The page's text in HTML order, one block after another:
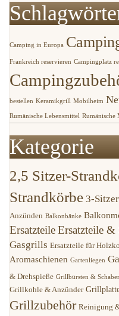
Camping in Europa
Frankreich reservieren Campingplatz
bestellen Keramikgrill Mobilheim
Rumänische Lebensmittel Rumänische
Kategorie
2,5 Sitzer-
Strandkörbe 3-
Anzünden Balkonbänke
ErsatzteileErsatzteile &
Gasgrills Ersatzteile für
Aromaschienen Gartenliegen
& Drehspieße Grillbürsten & Schaber
Grillkohle & Anzünder
Grillzubehör Reinigung